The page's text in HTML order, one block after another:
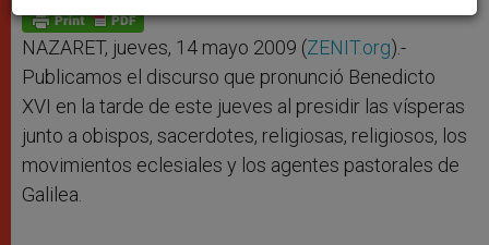
p
p
g
e
r
o
k
r
NAZARET, jueves, 14 mayo 2009 (ZENIT.org).-
Publicamos el discurso que pronunció Benedicto
XVI en la tarde de este jueves al presidir las vísperas
junto a obispos, sacerdotes, religiosas, religiosos, los
movimientos eclesiales y los agentes pastorales de
Galilea.